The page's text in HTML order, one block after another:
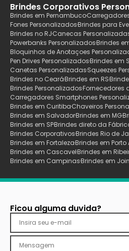
Brindes Corporativos
Brindes em Pernambuco
Fones PersonalizadosBrindes para
Brindes no RJCanecas
Powerbanks PersonalizadosBrindes
Bloquinhos de Anotaçoes
Pen Drives PersonalizadosBrindes em
Canetas PersonalizadasSqueezes
Brindes no CearáBrindes em RS
Brindes PersonalizadosFornecedores
Carregadores Smartphones
Brindes em CuritibaChaveiros
Brindes em SalvadorBrindes em MG
Brindes em SPBrindes direto da
Brindes CorporativosBrindes Rio de
Brindes em FortalezaBrindes em Porto
Brindes em CascavelBrindes em
Brindes em CampinasBrindes em
Ficou alguma duvida?